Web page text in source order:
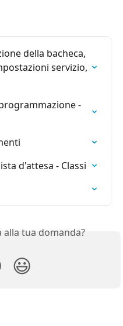
della bacheca,
servizio,
-
d'attesa - Classi
tua domanda?
😃